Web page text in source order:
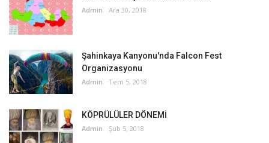
Admin Ara 30, 2018
Şahinkaya Kanyonu'nda Falcon Fest
Organizasyonu
Admin Tem 5, 2018
KÖPRÜLÜLER DÖNEMİ
Admin Şub 5, 2018